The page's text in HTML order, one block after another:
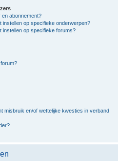
abonnement?
instellen op specifieke onderwerpen?
instellen op specifieke forums?
misbruik en/of wettelijke kwesties in verband